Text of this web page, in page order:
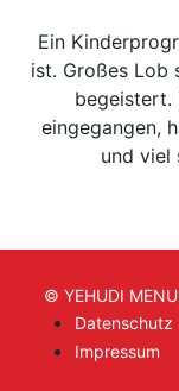
Ein
ist. Großes Lob
begeistert.
eingegangen,
und viel
© YEHUDI
Datenschutz
Impressum